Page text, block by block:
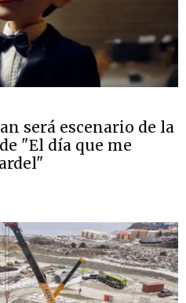
será escenario de la
"El día que me